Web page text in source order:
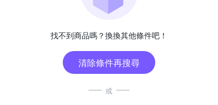
找不到商品嗎？換換其他條件吧！
清除條件再搜尋
或